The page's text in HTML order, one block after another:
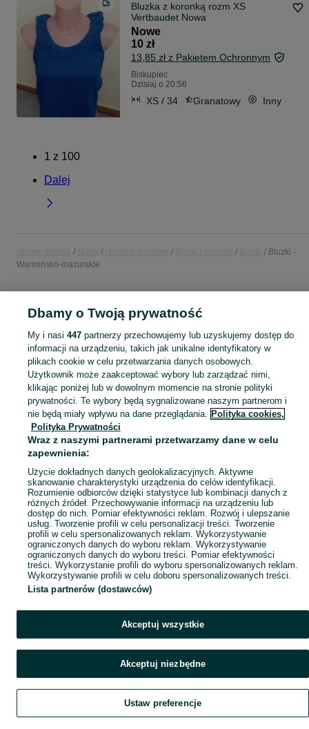
Bluzka z koronką rozm XS
Vertbaudet Nowa
Nowe
10 zł
13,85 zł z Pakietem Ochronnym
Biskupiec
Dzisiaj o 20:56
XS / 34 Granatowy Inny
1 z 100
Dalej
Bluzki -
Warmińsko-mazurskie
KATEGORIA
Szeroki wybór bluzek damskich Warmińsko-mazurskie ▶️ Różne materiały i kolory ✅ Nowe i używane w atrakcyjnych cenach ✌ Sprawdź oferty na OLX.pl! Zobacz
Mapa kategorii
Mapa miejscowości
Mapa ministron
Szukaj Obserwujesz Dodaj Czat Konto
Dbamy o Twoją prywatność
My i nasi 447partnerzy przechowujemy lub uzyskujemy dostęp do
informacji na urządzeniu, takich jak unikalne identyfikatory w
plikach cookie w celu przetwarzania danych osobowych.
Użytkownik może zaakceptować wybory lub zarządzać nimi,
klikając poniżej lub w dowolnym momencie na stronie polityki
prywatności. Te wybory będą sygnalizowane naszym partnerom i
nie będą miały wpływu na dane przeglądania. Polityka cookies,
Polityka Prywatności
Wraz z naszymi partnerami przetwarzamy dane w celu
zapewnienia:
Użycie dokładnych danych geolokalizacyjnych. Aktywne
skanowanie charakterystyki urządzenia do celów identyfikacji.
Rozumienie odbiorców dzięki statystyce lub kombinacji danych z
różnych źródeł. Przechowywanie informacji na urządzeniu lub
dostęp do nich. Pomiar efektywności reklam. Rozwój i ulepszanie
usług. Tworzenie profili w celu personalizacji treści. Tworzenie
profili w celu spersonalizowanych reklam. Wykorzystywanie
ograniczonych danych do wyboru reklam. Wykorzystywanie
ograniczonych danych do wyboru treści. Pomiar efektywności
treści. Wykorzystanie profili do wyboru spersonalizowanych reklam.
Wykorzystywanie profili w celu doboru spersonalizowanych treści.
Lista partnerów (dostawców)
Akceptuj wszystkie
Akceptuj niezbędne
Ustaw preferencje